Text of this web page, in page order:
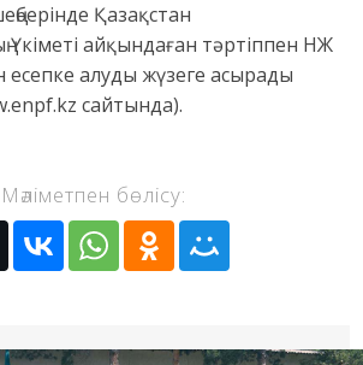
Қазақстан
Үкіметі айқындаған тәртіппен НЖ
алуды жүзеге асырады
сайтында).
Мәліметпен бөлісу: